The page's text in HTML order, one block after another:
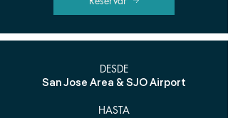
DESDE
San Jose Area & SJO Airport
HASTA